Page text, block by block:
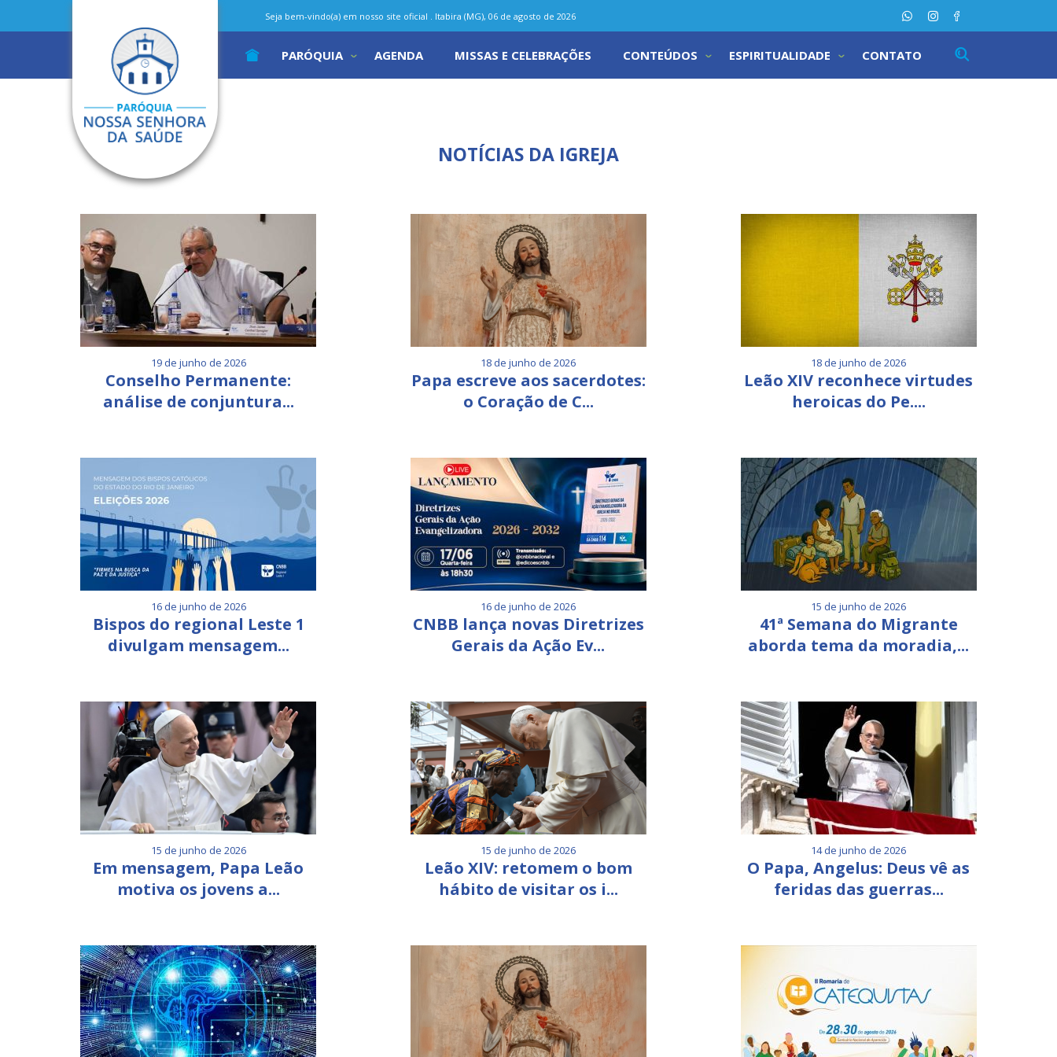
Seja bem-vindo(a) em nosso site oficial . Itabira (MG), 06 de agosto de 2026
PARÓQUIA AGENDA MISSAS E CELEBRAÇÕES CONTEÚDOS ESPIRITUALIDADE CONTATO
NOTÍCIAS DA IGREJA
19 de junho de 2026
Conselho Permanente:
análise de conjuntura...
18 de junho de 2026
Papa escreve aos sacerdotes:
o Coração de C...
18 de junho de 2026
Leão XIV reconhece virtudes
heroicas do Pe....
16 de junho de 2026
Bispos do regional Leste 1
divulgam mensagem...
16 de junho de 2026
CNBB lança novas Diretrizes
Gerais da Ação Ev...
15 de junho de 2026
41ª Semana do Migrante
aborda tema da moradia,...
15 de junho de 2026
Em mensagem, Papa Leão
motiva os jovens a...
15 de junho de 2026
Leão XIV: retomem o bom
hábito de visitar os i...
14 de junho de 2026
O Papa, Angelus: Deus vê as
feridas das guerras...